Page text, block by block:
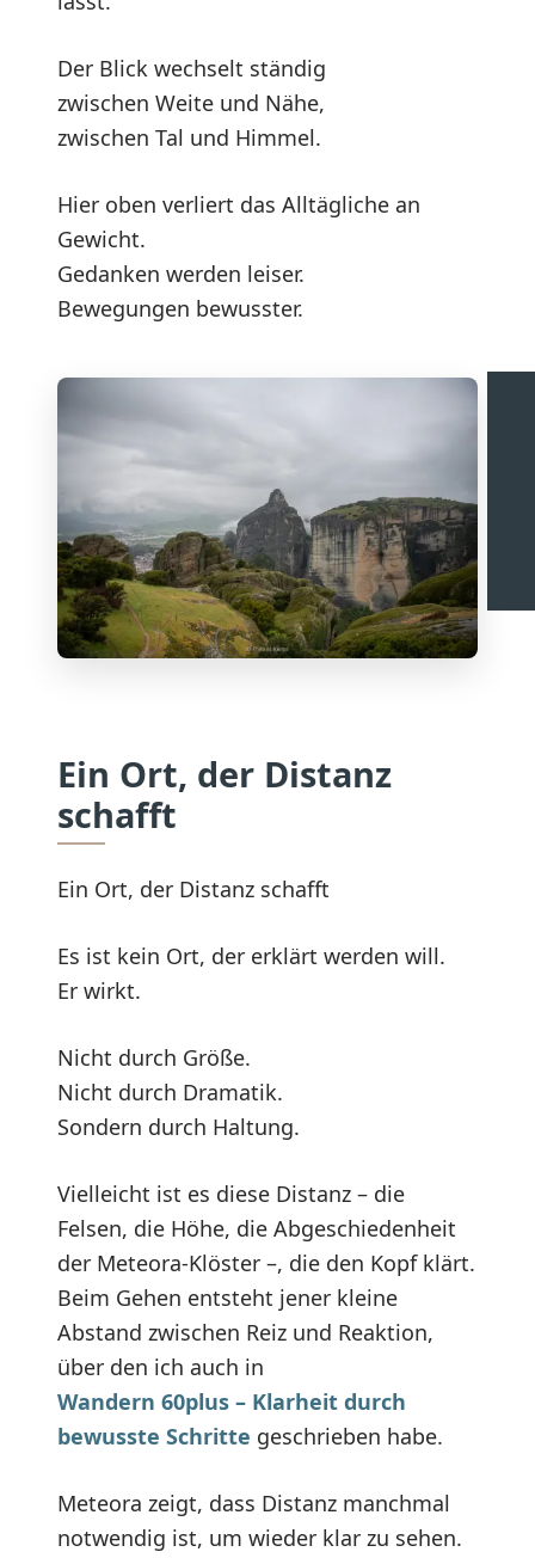
Der Blick wechselt ständig
zwischen Weite und Nähe,
zwischen Tal und Himmel.
Hier oben verliert das Alltägliche an
Gewicht.
Gedanken werden leiser.
Bewegungen bewusster.
Ein Ort, der Distanz
schafft
Ein Ort, der Distanz schafft
Es ist kein Ort, der erklärt werden will.
Er wirkt.
Nicht durch Größe.
Nicht durch Dramatik.
Sondern durch Haltung.
Vielleicht ist es diese Distanz – die
Felsen, die Höhe, die Abgeschiedenheit
der Meteora-Klöster –, die den Kopf klärt.
Beim Gehen entsteht jener kleine
Abstand zwischen Reiz und Reaktion,
über den ich auch in
Wandern 60plus – Klarheit durch
bewusste Schritte geschrieben habe.
Meteora zeigt, dass Distanz manchmal
notwendig ist, um wieder klar zu sehen.